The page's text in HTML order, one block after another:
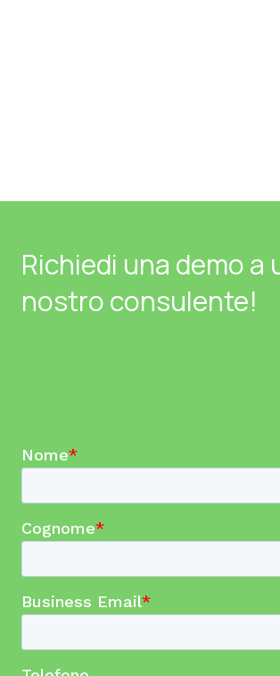
Richiedi una demo a
nostro consulente!